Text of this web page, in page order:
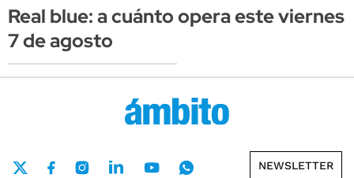
Real blue: a cuánto opera este viernes
7 de agosto
NEWSLETTER